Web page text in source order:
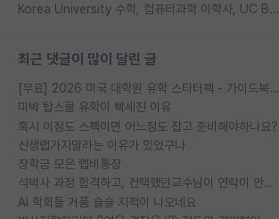
Korea University 수학, 컴퓨터과학 이학사, UC Berkeley 산업공학 대학원 공학박사가 되는 것은 쉽지 않겠죠?
최근 댓글이 많이 달린 글
[무료] 2026 미국 대학원 유학 스타터팩 - 가이드북 & 합격자 컨택메일 템플릿
미박 탑스쿨 유학이 빡세진 이유
혹시 이정도 스펙이면 어느정도 잡고 준비해야하나요?
신생랩가지말라는 이유가 있었구나
장학금 모은 랩비통장
석박사 과정 합격하고, 컨택했던교수님이 연락이 안됩니다...
AI 학회들 거품 슬슬 지적이 나오네요